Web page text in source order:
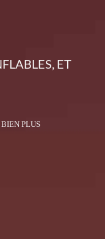
ET
PLUS